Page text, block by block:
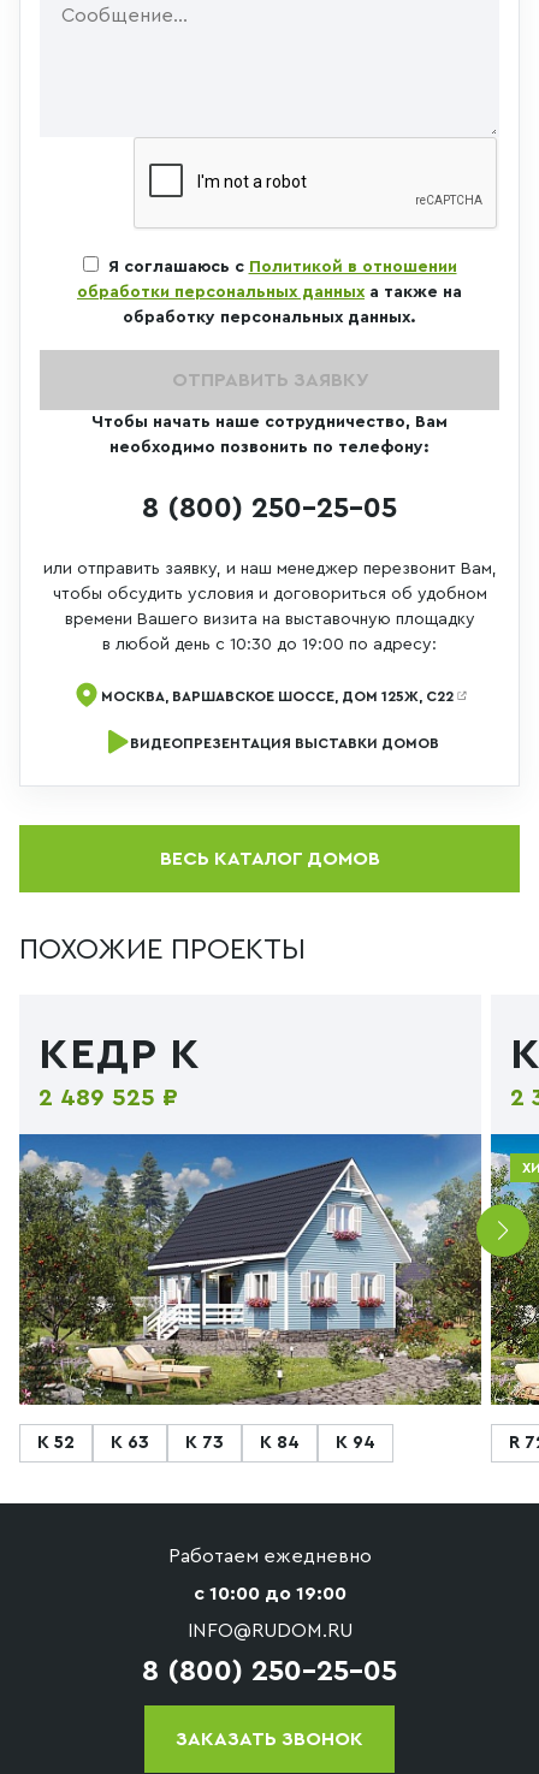
Чтобы начать наше сотрудничество, Вам
необходимо позвонить по телефону:
8 (800) 250-25-05
или отправить заявку, и наш менеджер перезвонит Вам,
чтобы обсудить условия и договориться об удобном
времени Вашего визита на выставочную площадку
в любой день с 10:30 до 19:00 по адресу:
МОСКВА, ВАРШАВСКОЕ ШОССЕ, ДОМ 125Ж, С22
ВИДЕОПРЕЗЕНТАЦИЯ ВЫСТАВКИ ДОМОВ
Я соглашаюсь с Политикой в отношении
обработки персональных данных а также на
обработку персональных данных.
ОТПРАВИТЬ ЗАЯВКУ
ВЕСЬ КАТАЛОГ ДОМОВ
ПОХОЖИЕ ПРОЕКТЫ
КЕДР К
2 489 525 ₽
К 52 К 63 К 73 К 84 К 94
2
R
Работаем ежедневно
с 10:00 до 19:00
INFO@RUDOM.RU
8 (800) 250-25-05
ЗАКАЗАТЬ ЗВОНОК